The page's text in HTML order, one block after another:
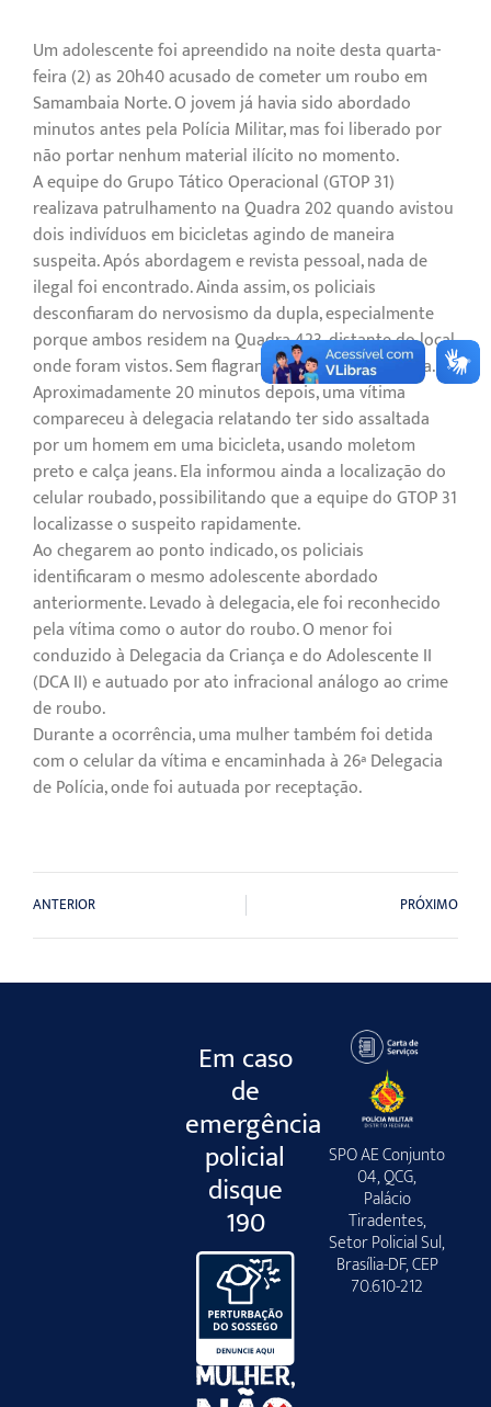
Um adolescente foi apreendido na noite desta quarta-
feira (2) as 20h40 acusado de cometer um roubo em
Samambaia Norte. O jovem já havia sido abordado
minutos antes pela Polícia Militar, mas foi liberado por
não portar nenhum material ilícito no momento.
A equipe do Grupo Tático Operacional (GTOP 31)
realizava patrulhamento na Quadra 202 quando avistou
dois indivíduos em bicicletas agindo de maneira
suspeita. Após abordagem e revista pessoal, nada de
ilegal foi encontrado. Ainda assim, os policiais
desconfiaram do nervosismo da dupla, especialmente
porque ambos residem na Quadra 423, distante do local
onde foram vistos. Sem flagrante, a dupla foi liberada.
Aproximadamente 20 minutos depois, uma vítima
compareceu à delegacia relatando ter sido assaltada
por um homem em uma bicicleta, usando moletom
preto e calça jeans. Ela informou ainda a localização do
celular roubado, possibilitando que a equipe do GTOP 31
localizasse o suspeito rapidamente.
Ao chegarem ao ponto indicado, os policiais
identificaram o mesmo adolescente abordado
anteriormente. Levado à delegacia, ele foi reconhecido
pela vítima como o autor do roubo. O menor foi
conduzido à Delegacia da Criança e do Adolescente II
(DCA II) e autuado por ato infracional análogo ao crime
de roubo.
Durante a ocorrência, uma mulher também foi detida
com o celular da vítima e encaminhada à 26ª Delegacia
de Polícia, onde foi autuada por receptação.
ANTERIOR PRÓXIMO
Em caso
de
emergência
policial
disque
190
SPO AE Conjunto
04, QCG,
Palácio
Tiradentes,
Setor Policial Sul,
Brasília-DF, CEP
70.610-212